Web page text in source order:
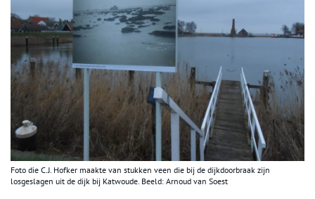
Foto die C.J. Hofker maakte van stukken veen die bij de dijkdoorbraak zijn
losgeslagen uit de dijk bij Katwoude. Beeld: Arnoud van Soest